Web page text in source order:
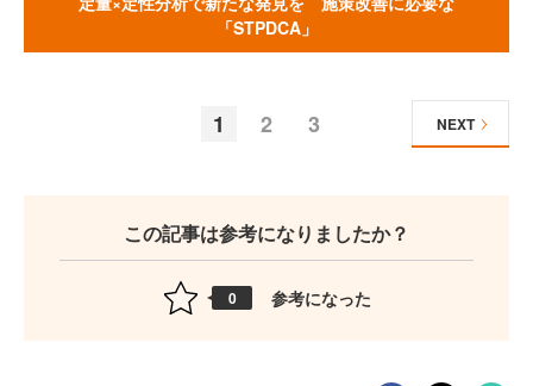
「STPDCA」
1 2 3 NEXT
この記事は参考になりましたか？
0 参考になった